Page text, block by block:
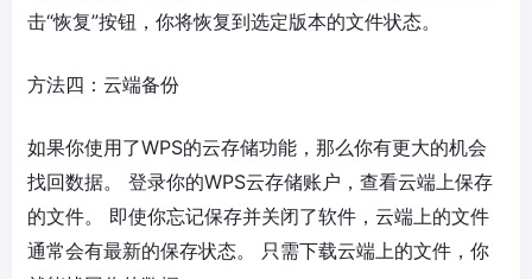
击“恢复”按钮，你将恢复到选定版本的文件状态。
方法四：云端备份
如果你使用了WPS的云存储功能，那么你有更大的机会
找回数据。 登录你的WPS云存储账户，查看云端上保存
的文件。 即使你忘记保存并关闭了软件，云端上的文件
通常会有最新的保存状态。 只需下载云端上的文件，你